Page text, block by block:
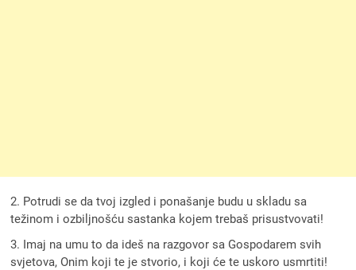
2. Potrudi se da tvoj izgled i ponašanje budu u skladu sa
težinom i ozbiljnošću sastanka kojem trebaš prisustvovati!
3. Imaj na umu to da ideš na razgovor sa Gospodarem svih
svjetova, Onim koji te je stvorio, i koji će te uskoro usmrtiti!